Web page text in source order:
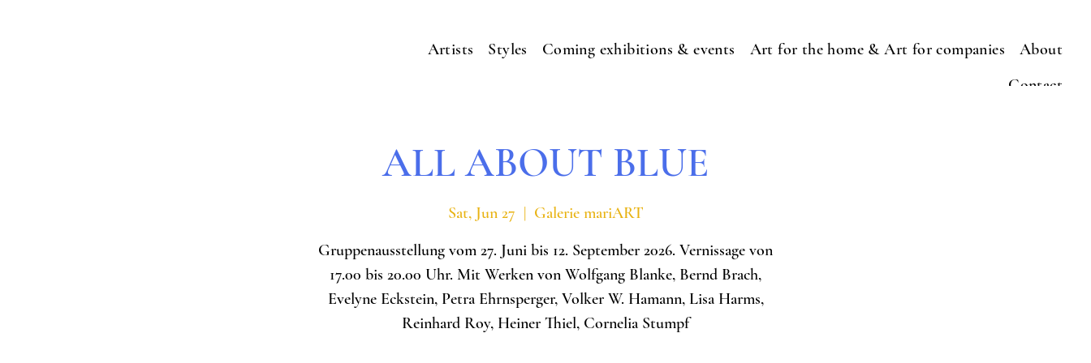
Artists Styles Coming exhibitions & events Art for the home & Art for companies
About
Contact
ALL ABOUT BLUE
Sat, Jun 27
  |
Galerie mariART
Gruppenausstellung vom 27. Juni bis 12. September 2026. Vernissage von
17.00 bis 20.00 Uhr. Mit Werken von Wolfgang Blanke, Bernd Brach,
Evelyne Eckstein, Petra Ehrnsperger, Volker W. Hamann, Lisa Harms,
Reinhard Roy, Heiner Thiel, Cornelia Stumpf